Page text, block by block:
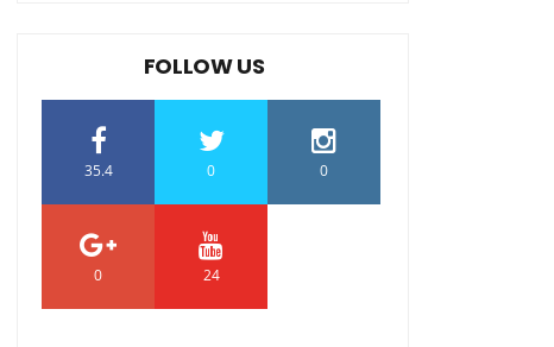
FOLLOW US
35.4 0 0
0 24